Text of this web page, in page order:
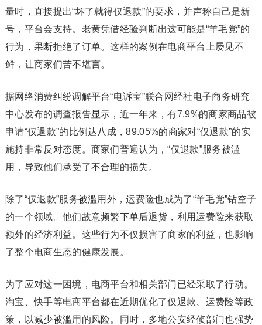
量时，直接提出“坏了就得仅退款”的要求，并声称自己是新
号，平台会支持。老黄凭借经验判断出这可能是“羊毛党”的
行为，果断拒绝了订单。这样的案例在电商平台上屡见不
鲜，让商家们苦不堪言。
据网络消费纠纷调解平台“电诉宝”联合网经社电子商务研究
中心发布的调查报告显示，近一年来，有7.9%的商家商品被
申请“仅退款”的比例达八成，89.05%的商家对“仅退款”的实
施持非常反对态度。商家们普遍认为，“仅退款”服务被滥
用，导致他们承受了不合理的损失。
除了“仅退款”服务被滥用外，运费险也成为了“羊毛党”钻空子
的一个领域。他们故意频繁下单后退货，利用运费险来获取
额外的经济利益。这些行为不仅损害了商家的利益，也影响
了整个电商生态的健康发展。
为了应对这一困境，电商平台和相关部门已经采取了行动。
淘宝、快手等电商平台都在近期优化了仅退款、运费险等政
策，以减少被滥用的风险。同时，多地公安经侦部门也强势